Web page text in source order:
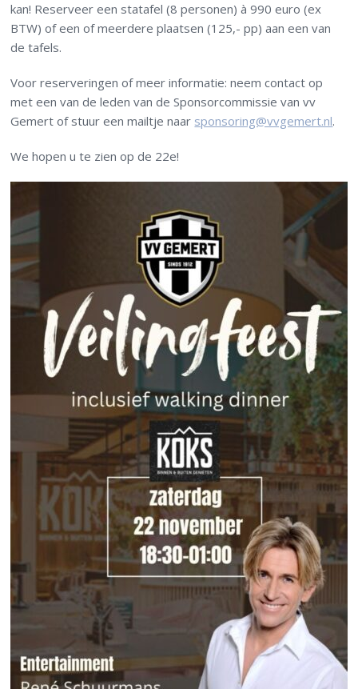
kan! Reserveer een statafel (8 personen) à 990 euro (ex
BTW) of een of meerdere plaatsen (125,- pp) aan een van
de tafels.
Voor reserveringen of meer informatie: neem contact op
met een van de leden van de Sponsorcommissie van vv
Gemert of stuur een mailtje naar sponsoring@vvgemert.nl.
We hopen u te zien op de 22e!